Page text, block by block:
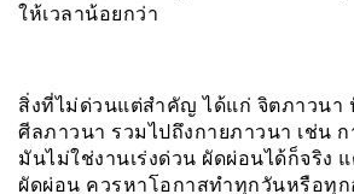
ให้เวลาน้อยกว่า
สิ่งที่ไม่ด่วนแต่สำคัญ ได้แก่ จิตภาวน
ศีลภาวนา รวมไปถึงกายภาวนา เช่น
มันไม่ใช่งานเร่งด่วน ผัดผ่อนได้ก็จริง แ
ผัดผ่อน ควรหาโอกาสทำทุกวันหรือทุ